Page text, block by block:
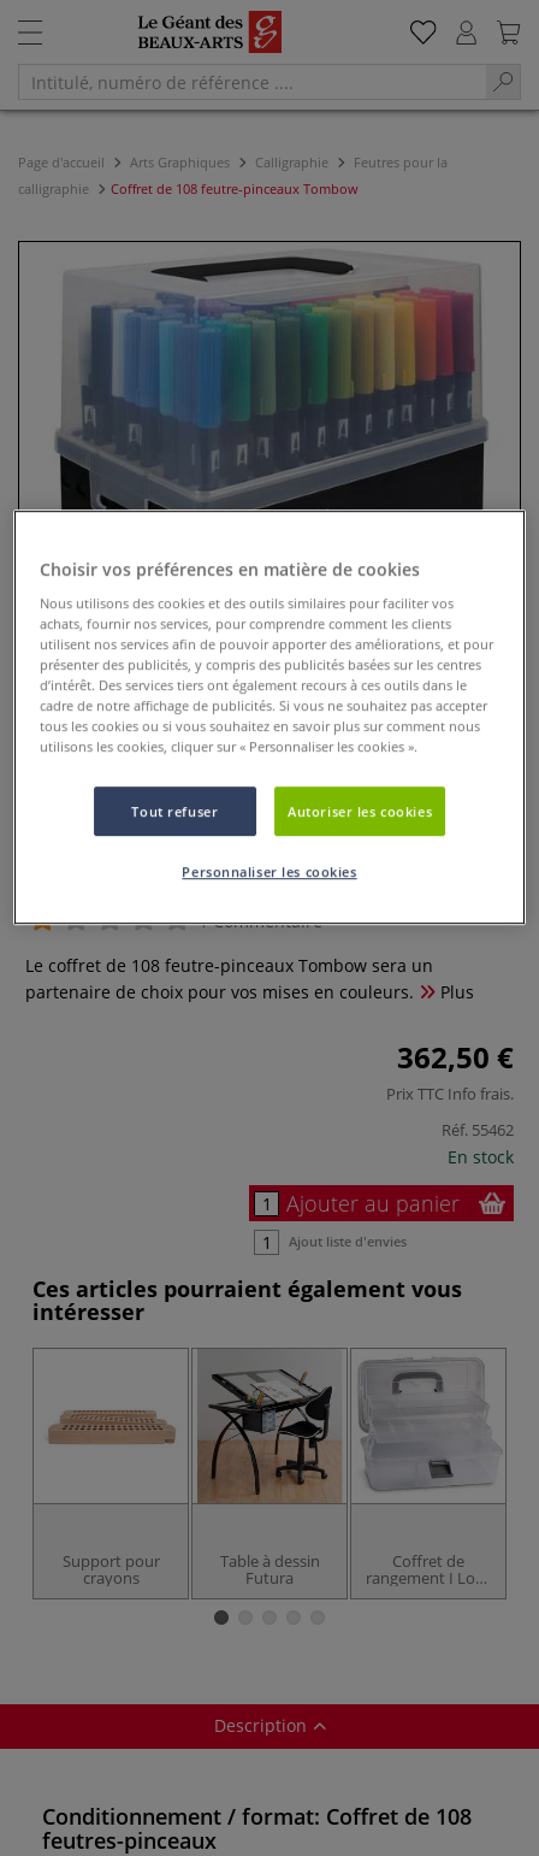
Page d'accueil Arts Graphiques Calligraphie
Feutres pour la
calligraphie
Coffret de 108 feutre-pinceaux Tombow
Coffret de 108 feutre-pinceaux
1 Commentaire
Le coffret de 108 feutre-pinceaux Tombow sera un
partenaire de choix pour vos mises en couleurs.
Plus
362,50 €
Prix TTC Info frais.
Réf. 55462
En stock
Ajouter au panier
Ajout liste d'envies
Ces articles pourraient également vous
intéresser
Support pour
crayons
Table à dessin
Futura
Coffret de
rangement I Love
Art
Description
Conditionnement / format: Coffret de 108
feutres-pinceaux
Choisir vos préférences en matière de cookies
Nous utilisons des cookies et des outils similaires pour faciliter vos
achats, fournir nos services, pour comprendre comment les clients
utilisent nos services afin de pouvoir apporter des améliorations, et pour
présenter des publicités, y compris des publicités basées sur les centres
d’intérêt. Des services tiers ont également recours à ces outils dans le
cadre de notre affichage de publicités. Si vous ne souhaitez pas accepter
tous les cookies ou si vous souhaitez en savoir plus sur comment nous
utilisons les cookies, cliquer sur « Personnaliser les cookies ».
Tout refuser Autoriser les cookies
Personnaliser les cookies